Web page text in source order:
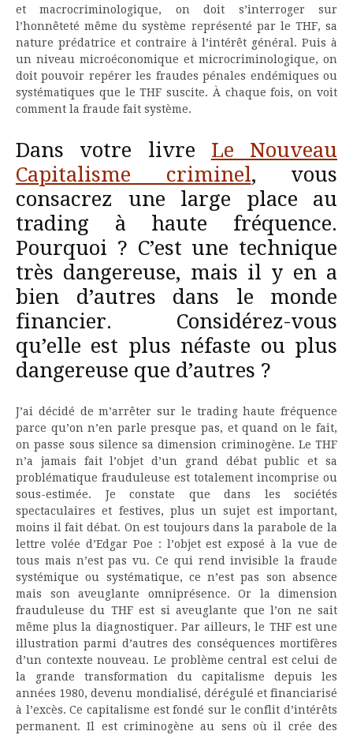
et macrocriminologique, on doit s’interroger sur
l’honnêteté même du système représenté par le THF, sa
nature prédatrice et contraire à l’intérêt général. Puis à
un niveau microéconomique et microcriminologique, on
doit pouvoir repérer les fraudes pénales endémiques ou
systématiques que le THF suscite. À chaque fois, on voit
comment la fraude fait système.
Dans votre livre Le Nouveau
Capitalisme criminel, vous
consacrez une large place au
trading à haute fréquence.
Pourquoi ? C’est une technique
très dangereuse, mais il y en a
bien d’autres dans le monde
financier. Considérez-vous
qu’elle est plus néfaste ou plus
dangereuse que d’autres ?
J’ai décidé de m’arrêter sur le trading haute fréquence
parce qu’on n’en parle presque pas, et quand on le fait,
on passe sous silence sa dimension criminogène. Le THF
n’a jamais fait l’objet d’un grand débat public et sa
problématique frauduleuse est totalement incomprise ou
sous-estimée. Je constate que dans les sociétés
spectaculaires et festives, plus un sujet est important,
moins il fait débat. On est toujours dans la parabole de la
lettre volée d’Edgar Poe : l’objet est exposé à la vue de
tous mais n’est pas vu. Ce qui rend invisible la fraude
systémique ou systématique, ce n’est pas son absence
mais son aveuglante omniprésence. Or la dimension
frauduleuse du THF est si aveuglante que l’on ne sait
même plus la diagnostiquer. Par ailleurs, le THF est une
illustration parmi d’autres des conséquences mortifères
d’un contexte nouveau. Le problème central est celui de
la grande transformation du capitalisme depuis les
années 1980, devenu mondialisé, dérégulé et financiarisé
à l’excès. Ce capitalisme est fondé sur le conflit d’intérêts
permanent. Il est criminogène au sens où il crée des